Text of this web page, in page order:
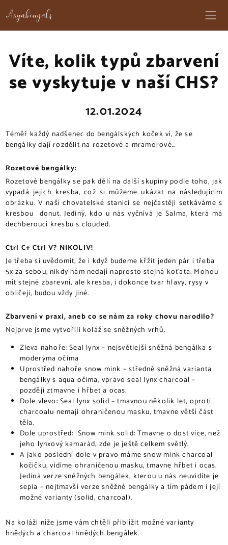
Víte, kolik typů zbarvení
se vyskytuje v naší CHS?
12.01.2024
Téměř každý nadšenec do bengálských koček ví, že se
bengálky dají rozdělit na rozetové a mramorové…
Rozetové bengálky:
Rozetové bengálky se pak dělí na další skupiny podle toho, jak
vypadá jejich kresba, což si můžeme ukázat na následujícím
obrázku. V naší chovatelské stanici se nejčastěji setkáváme s
kresbou donut. Jediný, kdo u nás vyčnívá je Salma, která má
dechberoucí kresbu s clouded.
Ctrl C+ Ctrl V? NIKOLIV!
Je třeba si uvědomit, že i když budeme křžit jeden pár i třeba
5x za sebou, nikdy nám nedají naprosto stejná koťata. Mohou
mít stejné zbarevní, ale kresba, i dokonce tvar hlavy, rysy v
obličeji, budou vždy jiné.
Zbarvení v praxi, aneb co se nám za roky chovu narodilo?
Nejprve jsme vytvořili koláž se sněžných vrhů.
Zleva nahoře: Seal lynx – nejsvětlejší sněžná bengálka s
moderýma očima
Uprostřed nahoře snow mink – středně sněžná varianta
bengálky s aqua očima, vpravo seal lynx charcoal –
později ztmavne i hřbet a ocas.
Dole vlevo: Seal lynx solid – tmavnou několik let, oproti
charcoalu nemají ohraničenou masku, tmavne větší část
těla.
Dole uprostřed: Snow mink solid: Tmavne o dost více, než
jeho lynxový kamarád, zde je ještě celkem světlý.
A jako poslední dole v pravo máme snow mink charcoal
kočičku, vidíme ohraničenou masku, tmavne hřbet i ocas.
Jediná verze sněžných bengálek, kterou u nás neuvidíte je
sepia – nejtmavší verze sněžné bengálky a tím pádem i její
možné varianty (solid, charcoal).
Na koláži níže jsme vám chtěli přiblížit možné varianty
hnědých a charcoal hnědých bengálek.